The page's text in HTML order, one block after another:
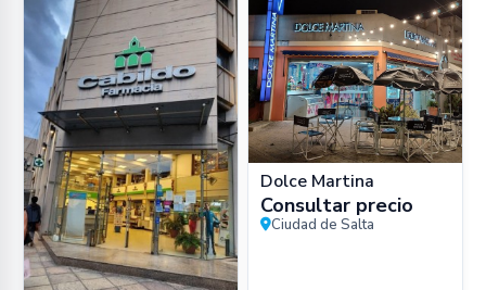
Dolce Martina
Consultar precio
Ciudad de Salta